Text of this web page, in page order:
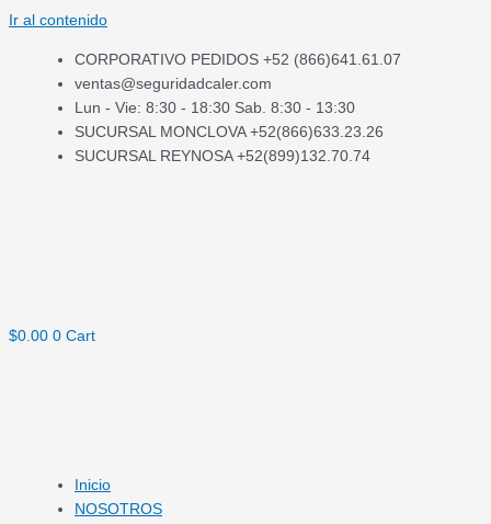
Ir al contenido
CORPORATIVO PEDIDOS +52 (866)641.61.07
ventas@seguridadcaler.com
Lun - Vie: 8:30 - 18:30 Sab. 8:30 - 13:30
SUCURSAL MONCLOVA +52(866)633.23.26
SUCURSAL REYNOSA +52(899)132.70.74
$0.00 0 Cart
Inicio
NOSOTROS